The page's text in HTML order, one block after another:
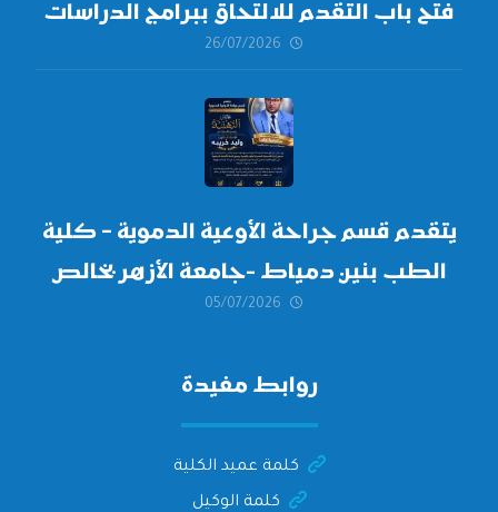
فتح باب التقدم للالتحاق ببرامج الدراسات
العليا لدورة
أكتوبر 2026،
26/07/2026
يتقدم قسم جراحة الأوعية الدموية – كلية
الطب بنين دمياط -جامعة الأزهر بخالص
التهنئة وأصدق الأمنيات إلى الأستاذ
05/07/2026
روابط مفيدة
كلمة عميد الكلية
كلمة الوكيل